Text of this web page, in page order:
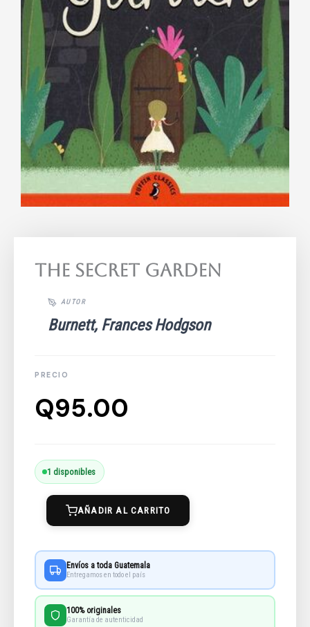
The Secret Garden
Burnett, Frances Hodgson
Q95.00
1 disponibles
The
AÑADIR AL CARRITO
Envíos a toda Guatemala
Entregamos en todo el país
100% originales
Garantía de autenticidad